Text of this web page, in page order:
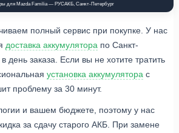
для Mazda Familia — РУСАКБ, Санкт-Петербург
полный сервис при покупке. У нас
доставка аккумулятора по Санкт-
день заказа. Если вы не хотите тратить
установка аккумулятора с
проблему за 30 минут.
и вашем бюджете, поэтому у нас
за сдачу старого АКБ. При замене